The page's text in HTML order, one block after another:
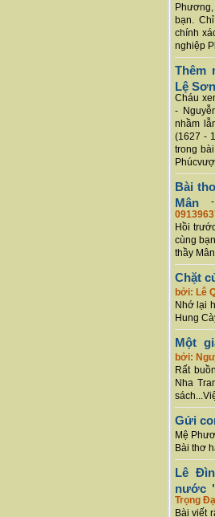
bạn.
chính
nghiệp
Thêm
Lệ Sơn
Cháu
-
nhầm
(1627 -
trong
Bài
Mân
Hồi
cùng
thầy
Chặt
bởi: Lê
Nhớ lại
Hung
Một
bởi:
Rất
Nha
Gửi
Mệ
Bài thơ
Lê
nước
Trọng
Bài viết